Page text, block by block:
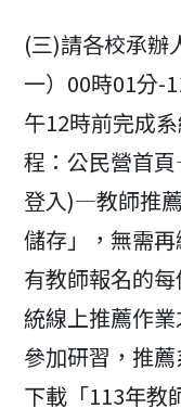
(三)請各校承辦
一）00時01分-
午12時前完成
程：公民營首
登入)—教師推
儲存」，無需
有教師報名的
統線上推薦作
參加研習，推
下載「113年教